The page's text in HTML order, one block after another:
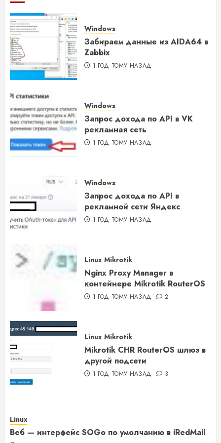
Windows
Забираем данные из AIDA64 в
Zabbix
1 ГОД ТОМУ НАЗАД
Windows
Запрос дохода по API в VK
рекламная сеть
1 ГОД ТОМУ НАЗАД
Windows
Запрос дохода по API в
рекламной сети Яндекс
1 ГОД ТОМУ НАЗАД
Linux Mikrotik
Nginx Proxy Manager в
контейнере Mikrotik RouterOS
1 ГОД ТОМУ НАЗАД 2
Linux Mikrotik
Mikrotik CHR RouterOS шлюз в
другой подсети
1 ГОД ТОМУ НАЗАД 3
Linux
Веб — интерфейс SOGo по умолчанию в iRedMail